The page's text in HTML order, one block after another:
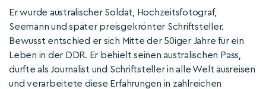
Er wurde australischer Soldat, Hochzeitsfotograf,
Seemann und später preisgekrönter Schriftsteller.
Bewusst entschied er sich Mitte der 50iger Jahre für ein
Leben in der DDR. Er behielt seinen australischen Pass,
durfte als Journalist und Schriftsteller in alle Welt ausreisen
und verarbeitete diese Erfahrungen in zahlreichen